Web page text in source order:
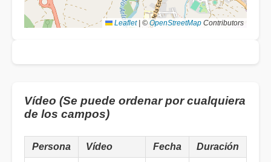
Leaflet © OpenStreetMap Contributors
Vídeo (Se puede ordenar por cualquiera
de los campos)
Persona Vídeo Fecha Duración